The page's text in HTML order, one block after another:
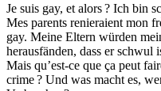
Je suis gay, et alors ? Ich bin
Mes parents renieraient mon
gay. Meine Eltern würden
herausfänden, dass erschwul
Mais qu’est-ce que ça peut
crime ? Und was macht es,